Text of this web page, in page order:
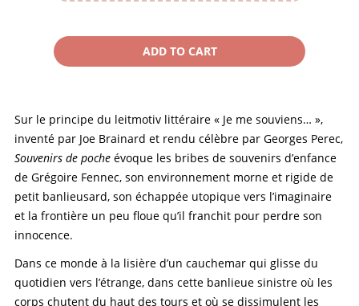
Sur le principe du leitmotiv littéraire « Je me souviens… »,
inventé par Joe Brainard et rendu célèbre par Georges Perec,
Souvenirs de poche évoque les bribes de souvenirs d’enfance
de Grégoire Fennec, son environnement morne et rigide de
petit banlieusard, son échappée utopique vers l’imaginaire
et la frontière un peu floue qu’il franchit pour perdre son
innocence.
Dans ce monde à la lisière d’un cauchemar qui glisse du
quotidien vers l’étrange, dans cette banlieue sinistre où les
corps chutent du haut des tours et où se dissimulent les